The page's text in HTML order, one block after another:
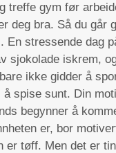
treffe gym før
deg bra. Så du går
En stressende dag
sjokolade iskrem,
ikke gidder å
spise sunt. Din
begynner å
er, bor
er tøff. Men det er